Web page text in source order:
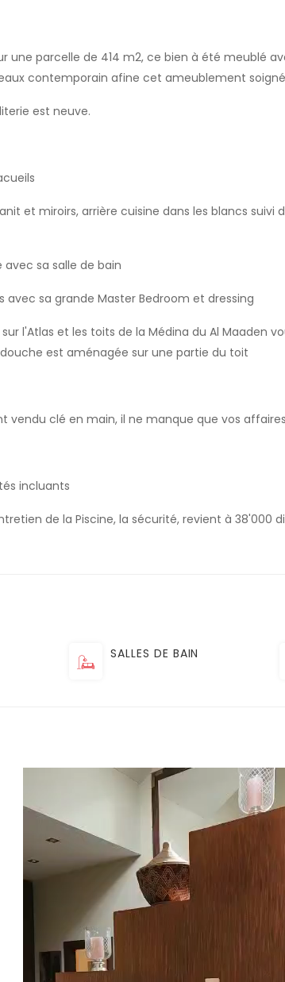
une parcelle de 414 m2, ce bien à été meublé
contemporain afine cet ameublement
est neuve.
et miroirs, arrière cuisine dans les blancs
sa salle de bain
avec sa grande Master Bedroom et dressing
l'Atlas et les toits de la Médina du Al Maaden
est aménagée sur une partie du toit
vendu clé en main, il ne manque que vos
incluants
de la Piscine, la sécurité, revient à 38'000
SALLES DE BAIN